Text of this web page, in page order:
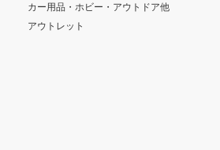
カー用品・ホビー・アウトドア他
アウトレット